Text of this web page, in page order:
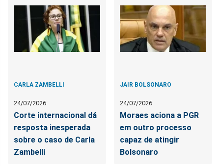
CARLA ZAMBELLI
24/07/2026
Corte internacional dá
resposta inesperada
sobre o caso de Carla
Zambelli
JAIR BOLSONARO
24/07/2026
Moraes aciona a PGR
em outro processo
capaz de atingir
Bolsonaro